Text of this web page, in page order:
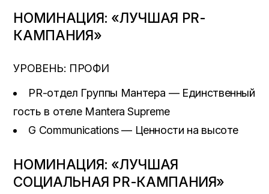
НОМИНАЦИЯ: «ЛУЧШАЯ PR-
КАМПАНИЯ»
УРОВЕНЬ: ПРОФИ
PR-отдел Группы Мантера — Единственный
гость в отеле Mantera Supreme
G Communications — Ценности на высоте
НОМИНАЦИЯ: «ЛУЧШАЯ
СОЦИАЛЬНАЯ PR-КАМПАНИЯ»